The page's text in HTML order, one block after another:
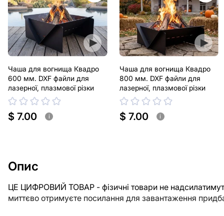
Чаша для вогнища Квадро
600 мм. DXF файли для
лазерної, плазмової різки
$ 7.00 i
Чаша для вогнища Квадро
800 мм. DXF файли для
лазерної, плазмової різки
$ 7.00 i
Опис
ЦЕ ЦИФРОВИЙ ТОВАР - фізичні товари не
миттєво отримуєте посилання для завантаження